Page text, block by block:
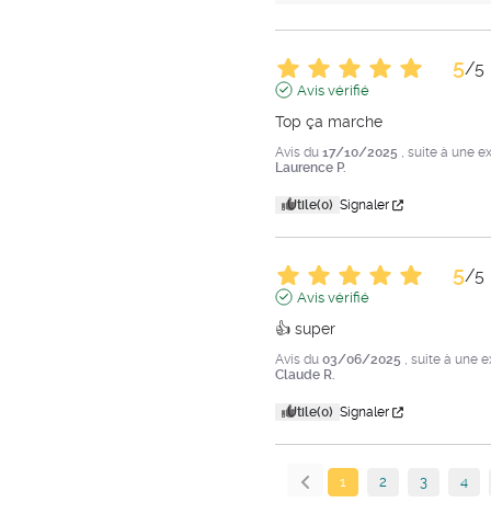
5/5
Avis vérifié
Top ça marche
Avis du 17/10/2025 , suite à une
Laurence P.
Utile(0) Signaler
5/5
Avis vérifié
👍 super
Avis du 03/06/2025 , suite à une
Claude R.
Utile(0) Signaler
1 2 3 4